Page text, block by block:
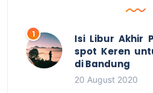
Isi Libur Akhir
spot Keren
di Bandung
20 August 2020